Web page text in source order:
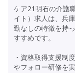
ケア21明石の介護
イト）求人は、兵
勤なしの特徴を持
すすめです。
・資格取得支援制
やフォロー研修を